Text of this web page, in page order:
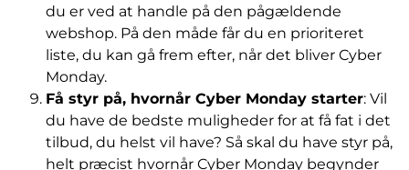
du er ved at handle på den pågældende
webshop. På den måde får du en prioriteret
liste, du kan gå frem efter, når det bliver Cyber
Monday.
Få styr på, hvornår Cyber Monday starter: Vil
du have de bedste muligheder for at få fat i det
tilbud, du helst vil have? Så skal du have styr på,
helt præcist hvornår Cyber Monday begynder